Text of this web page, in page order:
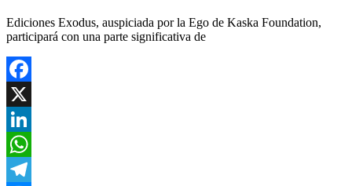
Ediciones Exodus, auspiciada por la Ego de Kaska Foundation,
participará con una parte significativa de
Facebook
X
LinkedIn
WhatsApp